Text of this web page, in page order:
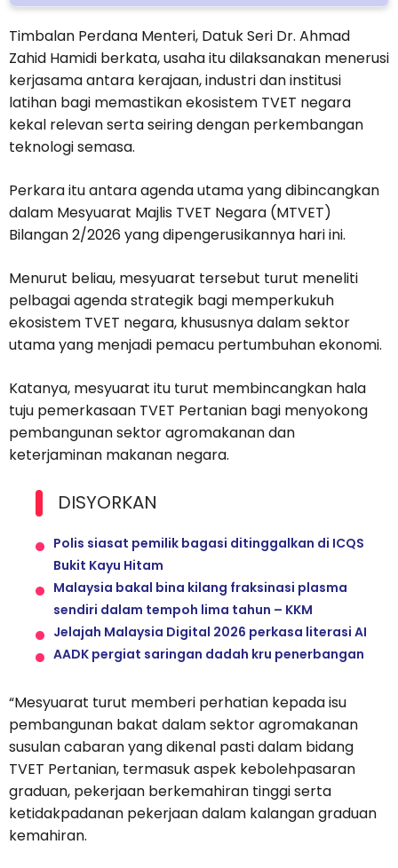
Timbalan Perdana Menteri, Datuk Seri Dr. Ahmad
Zahid Hamidi berkata, usaha itu dilaksanakan menerusi
kerjasama antara kerajaan, industri dan institusi
latihan bagi memastikan ekosistem TVET negara
kekal relevan serta seiring dengan perkembangan
teknologi semasa.
Perkara itu antara agenda utama yang dibincangkan
dalam Mesyuarat Majlis TVET Negara (MTVET)
Bilangan 2/2026 yang dipengerusikannya hari ini.
Menurut beliau, mesyuarat tersebut turut meneliti
pelbagai agenda strategik bagi memperkukuh
ekosistem TVET negara, khususnya dalam sektor
utama yang menjadi pemacu pertumbuhan ekonomi.
Katanya, mesyuarat itu turut membincangkan hala
tuju pemerkasaan TVET Pertanian bagi menyokong
pembangunan sektor agromakanan dan
keterjaminan makanan negara.
DISYORKAN
Polis siasat pemilik bagasi ditinggalkan di ICQS
Bukit Kayu Hitam
Malaysia bakal bina kilang fraksinasi plasma
sendiri dalam tempoh lima tahun – KKM
Jelajah Malaysia Digital 2026 perkasa literasi AI
AADK pergiat saringan dadah kru penerbangan
“Mesyuarat turut memberi perhatian kepada isu
pembangunan bakat dalam sektor agromakanan
susulan cabaran yang dikenal pasti dalam bidang
TVET Pertanian, termasuk aspek kebolehpasaran
graduan, pekerjaan berkemahiran tinggi serta
ketidakpadanan pekerjaan dalam kalangan graduan
kemahiran.